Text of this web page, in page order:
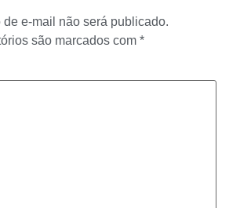
de e-mail não será publicado.
são marcados com *